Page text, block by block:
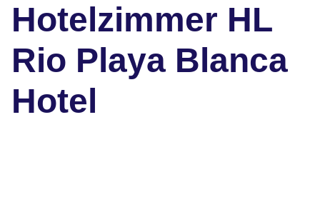
Hotelzimmer HL
Rio Playa Blanca
Hotel